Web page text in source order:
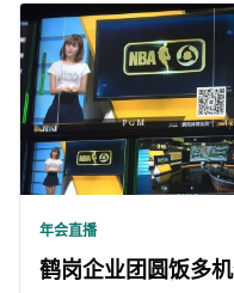
年会直播
鹤岗企业团圆饭多